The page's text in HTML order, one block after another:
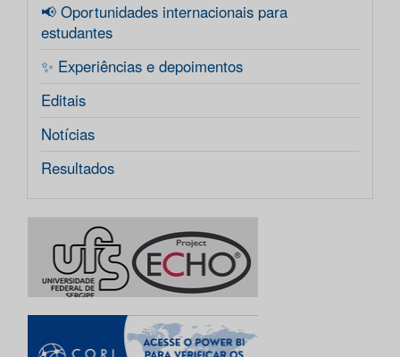
📢 Oportunidades internacionais para
estudantes
✨ Experiências e depoimentos
Editais
Notícias
Resultados